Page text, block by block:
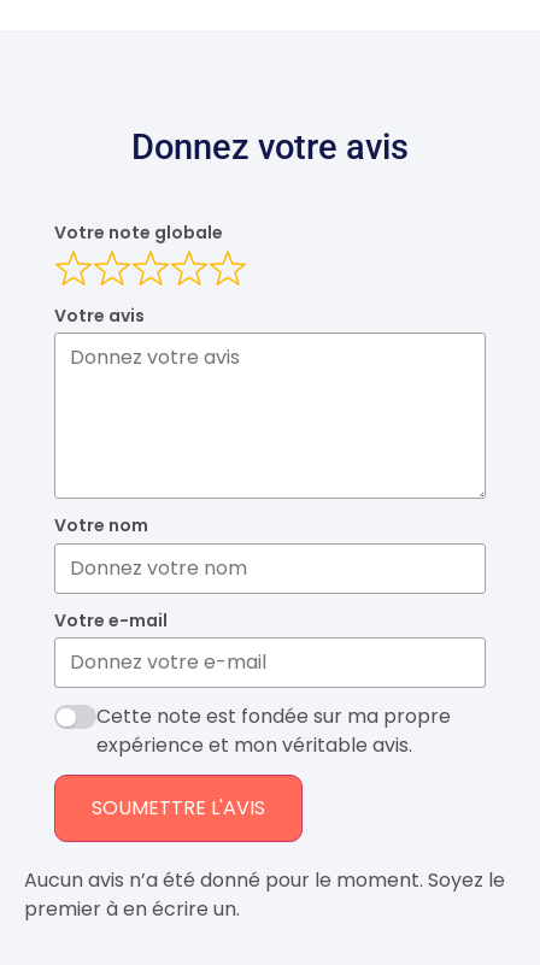
Donnez votre avis
Votre note globale
Votre avis
Votre nom
Votre e-mail
Cette note est fondée sur ma propre
expérience et mon véritable avis.
SOUMETTRE L'AVIS
Aucun avis n’a été donné pour le moment. Soyez le
premier à en écrire un.